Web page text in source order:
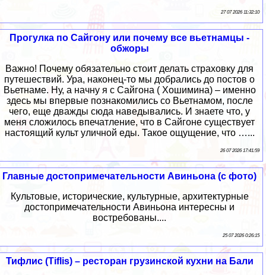
27 07 2026 11:32:10
Прогулка по Сайгону или почему все вьетнамцы -
обжоры
Важно! Почему обязательно стоит делать страховку для
путешествий. Ура, наконец-то мы добрались до постов о
Вьетнаме. Ну, а начну я с Сайгона ( Хошимина) – именно
здесь мы впервые познакомились со Вьетнамом, после
чего, еще дважды сюда наведывались. И знаете что, у
меня сложилось впечатление, что в Сайгоне существует
настоящий культ уличной еды. Такое ощущение, что …...
26 07 2026 17:41:59
Главные достопримечательности Авиньона (с фото)
Культовые, исторические, культурные, архитектурные
достопримечательности Авиньона интересны и
востребованы....
25 07 2026 0:26:15
Тифлис (Tiflis) – ресторан грузинской кухни на Бали